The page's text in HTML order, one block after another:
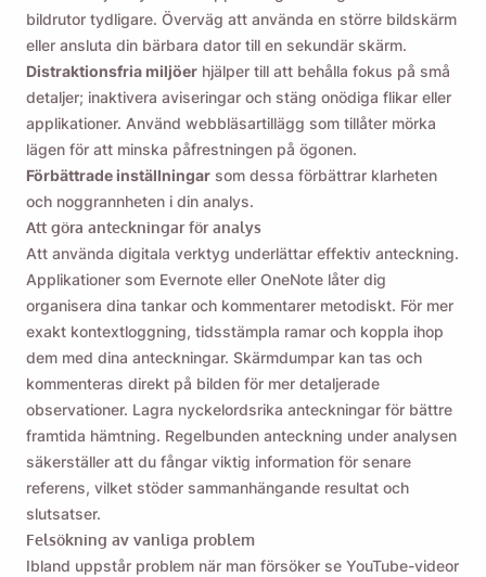
bildrutor tydligare. Överväg att använda en större bildskärm
eller ansluta din bärbara dator till en sekundär skärm.
Distraktionsfria miljöer hjälper till att behålla fokus på små
detaljer; inaktivera aviseringar och stäng onödiga flikar eller
applikationer. Använd webbläsartillägg som tillåter mörka
lägen för att minska påfrestningen på ögonen.
Förbättrade inställningar som dessa förbättrar klarheten
och noggrannheten i din analys.
Att göra anteckningar för analys
Att använda digitala verktyg underlättar effektiv anteckning.
Applikationer som Evernote eller OneNote låter dig
organisera dina tankar och kommentarer metodiskt. För mer
exakt kontextloggning, tidsstämpla ramar och koppla ihop
dem med dina anteckningar. Skärmdumpar kan tas och
kommenteras direkt på bilden för mer detaljerade
observationer. Lagra nyckelordsrika anteckningar för bättre
framtida hämtning. Regelbunden anteckning under analysen
säkerställer att du fångar viktig information för senare
referens, vilket stöder sammanhängande resultat och
slutsatser.
Felsökning av vanliga problem
Ibland uppstår problem när man försöker se YouTube-videor
Påminn mig 🔔
Skicka en påminnelse till dig själv om att ladda
ner Viddly när du är tillbaka på MacOS eller
Windows PC.
Name
Email
Genom att markera det här alternativet godkänner du vår
integritetspolicy.
Skicka